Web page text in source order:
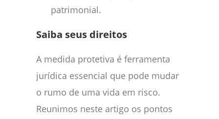
patrimonial.
Saiba seus direitos
A medida protetiva é ferramenta
jurídica essencial que pode mudar
o rumo de uma vida em risco.
Reunimos neste artigo os pontos